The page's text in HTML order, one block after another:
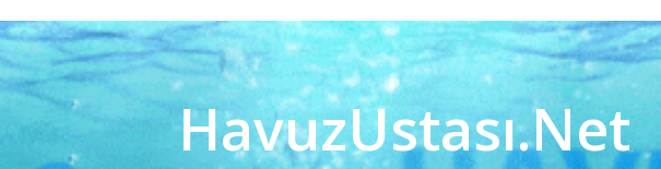
HavuzUstası.Net